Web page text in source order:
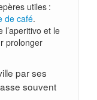
utiles :
de café.
l’aperitivo et le
prolonger
par ses
souvent